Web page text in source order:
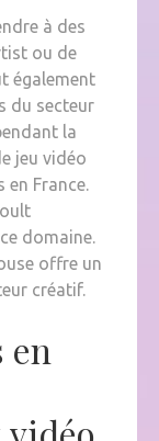
à des
ou de
également
du secteur
la
jeu vidéo
en France.
domaine.
offre un
créatif.
en